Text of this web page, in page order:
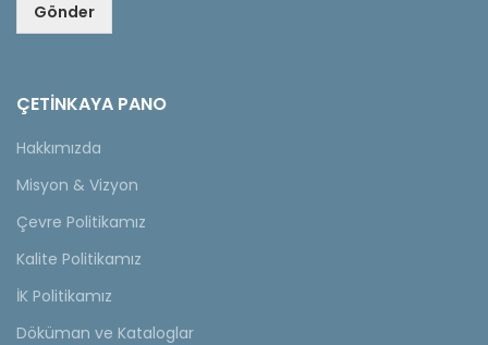
Gönder
ÇETINKAYA PANO
Hakkımızda
Misyon & Vizyon
Çevre Politikamız
Kalite Politikamız
İK Politikamız
Döküman ve Kataloglar